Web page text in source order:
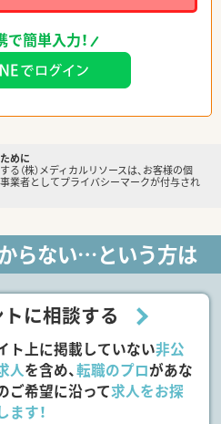
簡単入力！
めに
（株）メディカルリソースは、お客様の個
業者としてプライバシーマークが付与され
らない…という方は
に相談する
ト上に掲載していない非公
人を含め、転職のプロがあな
ご希望に沿って求人をお探
ます！